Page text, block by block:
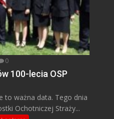
0
100-lecia OSP
to ważna data. Tego dnia
Ochotniczej Straży...